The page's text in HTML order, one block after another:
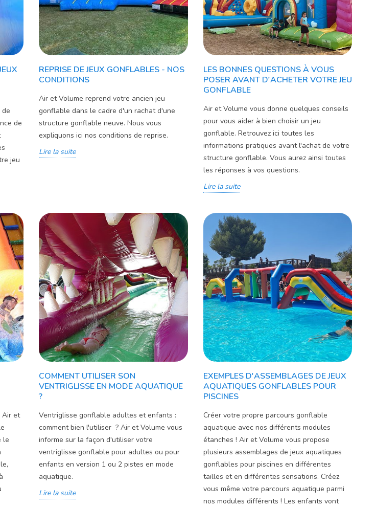
de
de
jeu
REPRISE DE JEUX GONFLABLES - NOS
CONDITIONS
Air et Volume reprend votre ancien jeu
gonflable dans le cadre d'un rachat d'une
structure gonflable neuve. Nous vous
expliquons ici nos conditions de reprise.
Lire la suite
LES BONNES QUESTIONS À VOUS
POSER AVANT D'ACHETER VOTRE JEU
GONFLABLE
Air et Volume vous donne quelques conseils
pour vous aider à bien choisir un jeu
gonflable. Retrouvez ici toutes les
informations pratiques avant l'achat de votre
structure gonflable. Vous aurez ainsi toutes
les réponses à vos questions.
Lire la suite
Air et
le
COMMENT UTILISER SON
VENTRIGLISSE EN MODE AQUATIQUE
?
Ventriglisse gonflable adultes et enfants :
comment bien l'utiliser ? Air et Volume vous
informe sur la façon d'utiliser votre
ventriglisse gonflable pour adultes ou pour
enfants en version 1 ou 2 pistes en mode
aquatique.
Lire la suite
EXEMPLES D'ASSEMBLAGES DE JEUX
AQUATIQUES GONFLABLES POUR
PISCINES
Créer votre propre parcours gonflable
aquatique avec nos différents modules
étanches ! Air et Volume vous propose
plusieurs assemblages de jeux aquatiques
gonflables pour piscines en différentes
tailles et en différentes sensations. Créez
vous même votre parcours aquatique parmi
nos modules différents ! Les enfants vont